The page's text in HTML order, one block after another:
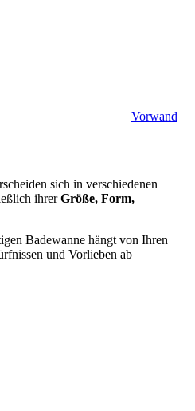
Vorwand
sich in verschiedenen
ihrerGröße, Form,
Badewanne hängt von Ihren
und Vorlieben ab